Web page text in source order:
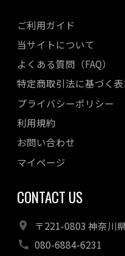
ご利用ガイド
当サイトについて
よくある質問（FAQ）
特定商取引法に基づく
プライバシーポリシー
利用規約
お問い合わせ
マイページ
CONTACT US
〒221-0803 神奈川
080-6884-6231